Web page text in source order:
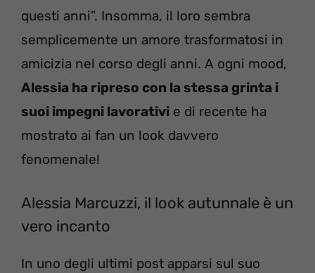
questi anni”. Insomma, il loro sembra
semplicemente un amore trasformatosi in
amicizia nel corso degli anni. A ogni mood,
Alessia ha ripreso con la stessa grinta i
suoi impegni lavorativi e di recente ha
mostrato ai fan un look davvero
fenomenale!
Alessia Marcuzzi, il look autunnale è un
vero incanto
In uno degli ultimi post apparsi sul suo